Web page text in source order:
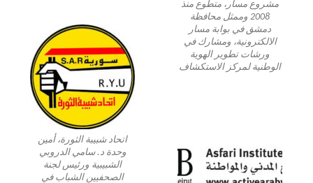
مشروع مسار، متطوع منذ
2008 وممثل محافظة
دمشق في بوابة مسار
الالكترونية، ومشارك في
ورشات تطوير الهوية
الوطنية لمركز الاستكشاف
اتحاد شبيبة الثورة، أمين
وحدة د. سامي الدروبي
الشبيبية ورئيس لجنة
الصحفيين الشباب في